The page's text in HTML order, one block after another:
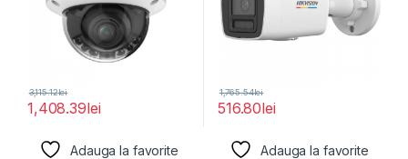
1,408.39lei
3,115.12lei
Adauga la favorite
516.80lei
1,765.54lei
Adauga la favorite